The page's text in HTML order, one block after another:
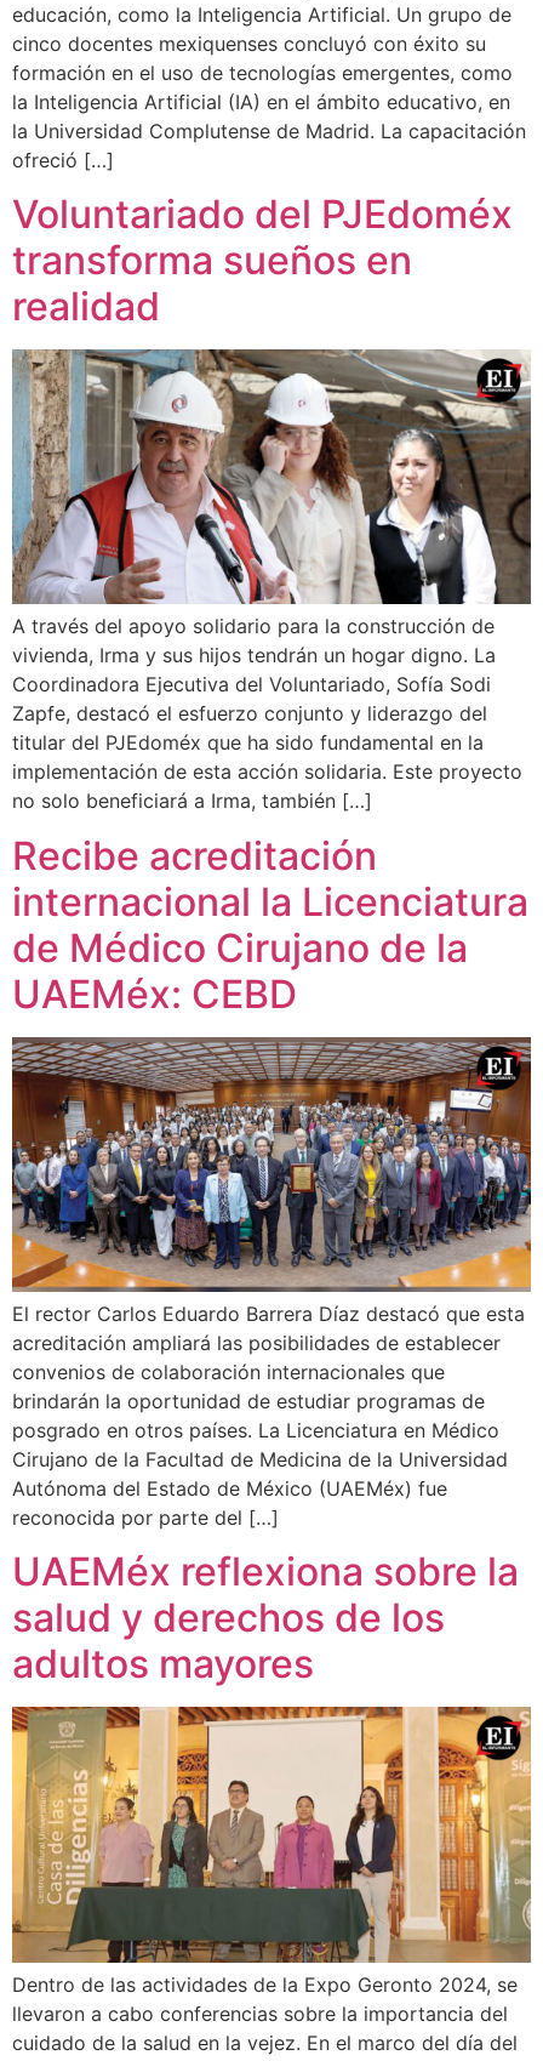
educación, como la Inteligencia Artificial. Un grupo de
cinco docentes mexiquenses concluyó con éxito su
formación en el uso de tecnologías emergentes, como
la Inteligencia Artificial (IA) en el ámbito educativo, en
la Universidad Complutense de Madrid. La capacitación
ofreció […]
Voluntariado del PJEdoméx
transforma sueños en
realidad
A través del apoyo solidario para la construcción de
vivienda, Irma y sus hijos tendrán un hogar digno. La
Coordinadora Ejecutiva del Voluntariado, Sofía Sodi
Zapfe, destacó el esfuerzo conjunto y liderazgo del
titular del PJEdoméx que ha sido fundamental en la
implementación de esta acción solidaria. Este proyecto
no solo beneficiará a Irma, también […]
Recibe acreditación
internacional la Licenciatura
de Médico Cirujano de la
UAEMéx: CEBD
El rector Carlos Eduardo Barrera Díaz destacó que esta
acreditación ampliará las posibilidades de establecer
convenios de colaboración internacionales que
brindarán la oportunidad de estudiar programas de
posgrado en otros países. La Licenciatura en Médico
Cirujano de la Facultad de Medicina de la Universidad
Autónoma del Estado de México (UAEMéx) fue
reconocida por parte del […]
UAEMéx reflexiona sobre la
salud y derechos de los
adultos mayores
Dentro de las actividades de la Expo Geronto 2024, se
llevaron a cabo conferencias sobre la importancia del
cuidado de la salud en la vejez. En el marco del día del